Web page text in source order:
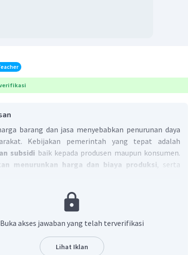
barang dan jasa menyebabkan penurunan daya
Kebijakan pemerintah yang tepat adalah
subsidi baik kepada produsen maupun konsumen.
menurunkan harga dan biaya produksi , serta
Buka akses jawaban yang telah terverifikasi
Lihat Iklan